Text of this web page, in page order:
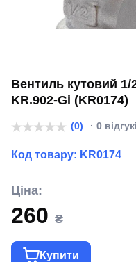
Вентиль кутовий 1/
KR.902-Gi (KR0174)
(0) · 0
Код товару: KR0174
Ціна:
260 ₴
Купити